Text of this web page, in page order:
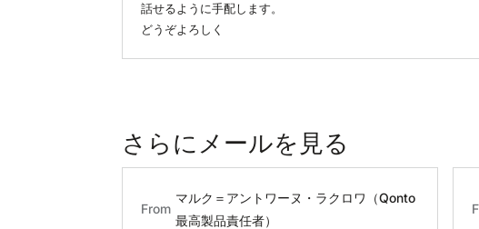
話せるように手配します。
どうぞよろしく
さらにメールを見る
From
マルク＝アントワーヌ・ラクロワ（Qonto
最高製品責任者）